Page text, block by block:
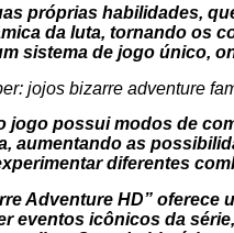
próprias habilidades,
da luta, tornando os
sistema de jogo único,
jogo possui modos de
aumentando as
diferentes
Adventure HD”
eventos icônicos da